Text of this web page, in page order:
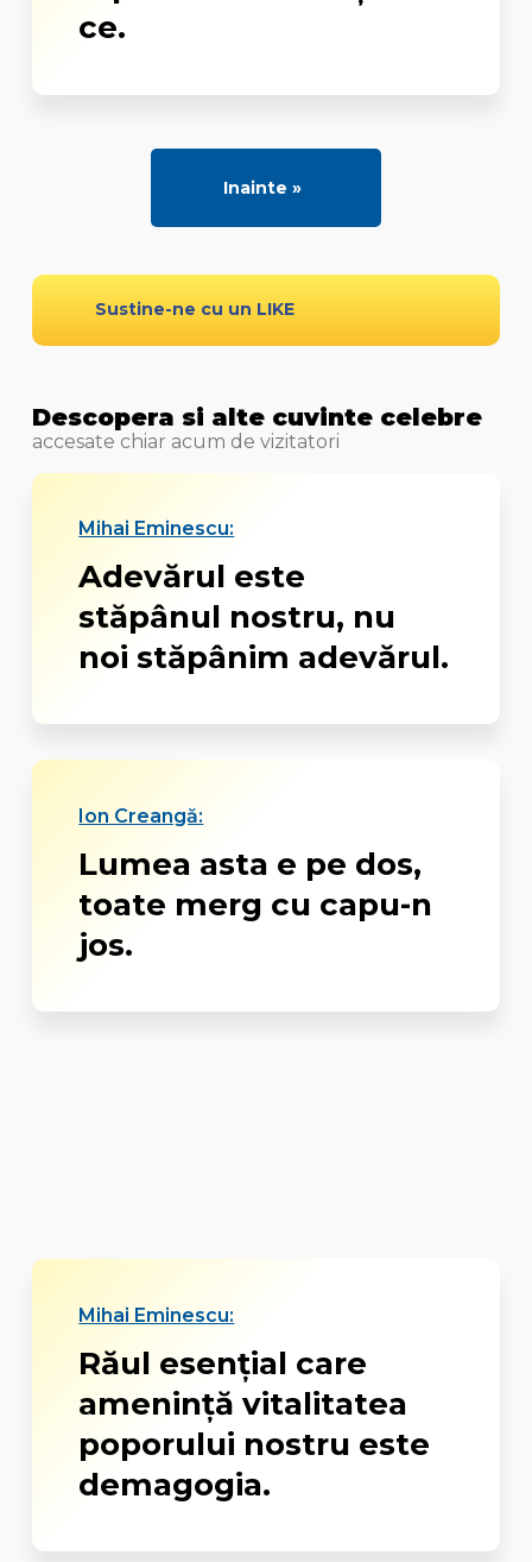
ce.
Inainte »
Sustine-ne cu un LIKE
Descopera si alte cuvinte celebre
accesate chiar acum de vizitatori
Mihai Eminescu:
Adevărul este
stăpânul nostru, nu
noi stăpânim adevărul.
Ion Creangă:
Lumea asta e pe dos,
toate merg cu capu-n
jos.
Mihai Eminescu:
Răul esenţial care
ameninţă vitalitatea
poporului nostru este
demagogia.